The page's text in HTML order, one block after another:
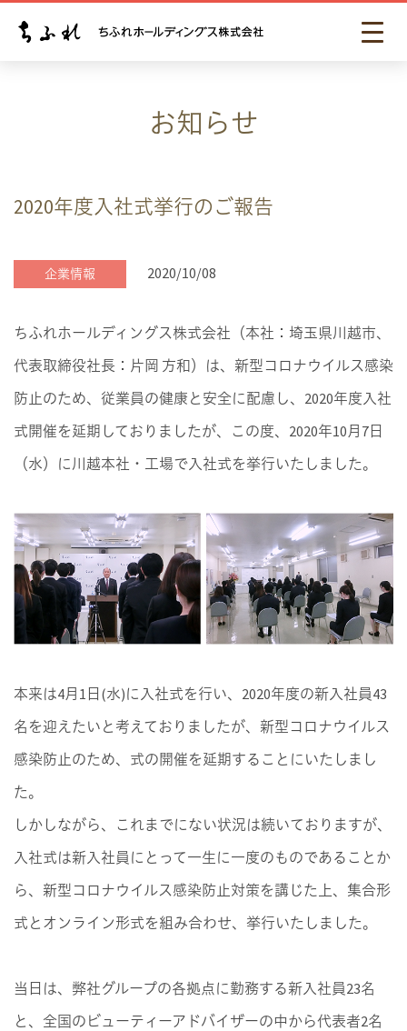
お知らせ
2020年度入社式挙行のご報告
企業情報 2020/10/08
ちふれホールディングス株式会社（本社：埼玉県川越市、
代表取締役社長：片岡 方和）は、新型コロナウイルス感染
防止のため、従業員の健康と安全に配慮し、2020年度入社
式開催を延期しておりましたが、この度、2020年10月7日
（水）に川越本社・工場で入社式を挙行いたしました。
本来は4月1日(水)に入社式を行い、2020年度の新入社員43
名を迎えたいと考えておりましたが、新型コロナウイルス
感染防止のため、式の開催を延期することにいたしまし
た。
しかしながら、これまでにない状況は続いておりますが、
入社式は新入社員にとって一生に一度のものであることか
ら、新型コロナウイルス感染防止対策を講じた上、集合形
式とオンライン形式を組み合わせ、挙行いたしました。
当日は、弊社グループの各拠点に勤務する新入社員23名
と、全国のビューティーアドバイザーの中から代表者2名